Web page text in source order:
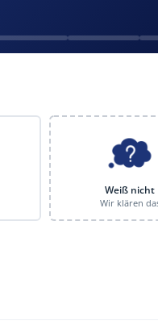
Weiß nicht
Wir klären